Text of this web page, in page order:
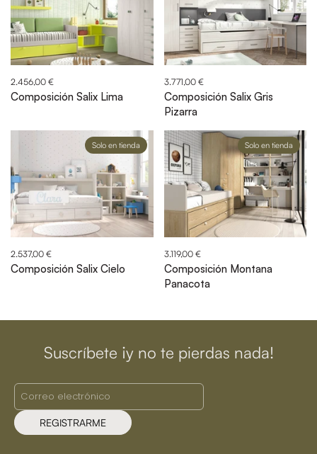
2.456,00 €
Composición Salix Lima
3.771,00 €
Composición Salix Gris
Pizarra
2.537,00 €
Composición Salix Cielo
Solo en tienda
3.119,00 €
Composición Montana
Panacota
Solo en tienda
Suscríbete ¡y no te pierdas nada!
REGISTRARME